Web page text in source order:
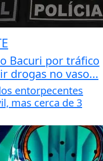
Bacuri por tráfico
drogas no vaso...
entorpecentes
mas cerca de 3